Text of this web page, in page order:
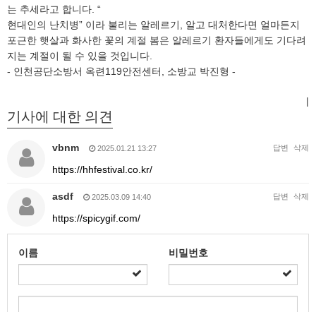
는 추세라고 합니다. “
현대인의 난치병” 이라 불리는 알레르기, 알고 대처한다면 얼마든지
포근한 햇살과 화사한 꽃의 계절 봄은 알레르기 환자들에게도 기다려
지는 계절이 될 수 있을 것입니다.
- 인천공단소방서 옥련119안전센터, 소방교 박진형 -
|
기사에 대한 의견
vbnm 2025.01.21 13:27 답변 삭제
https://hhfestival.co.kr/
asdf 2025.03.09 14:40 답변 삭제
https://spicygif.com/
이름 비밀번호